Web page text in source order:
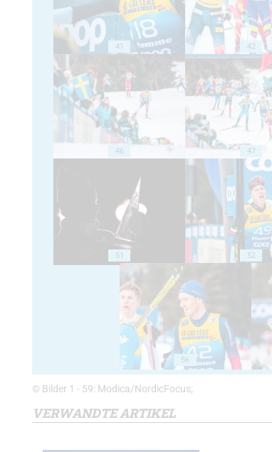
41 42
46 47
51 52
56
© Bilder 1 - 59: Modica/NordicFocus;
VERWANDTE ARTIKEL